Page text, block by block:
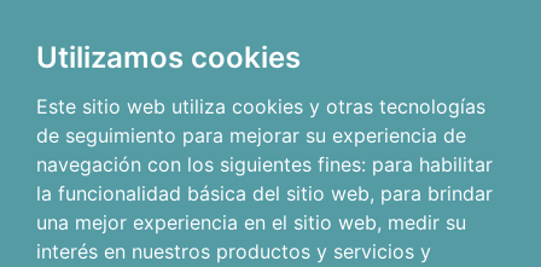
Utilizamos cookies
Este sitio web utiliza cookies y otras tecnologías
de seguimiento para mejorar su experiencia de
navegación con los siguientes fines: para habilitar
la funcionalidad básica del sitio web, para brindar
una mejor experiencia en el sitio web, medir su
interés en nuestros productos y servicios y